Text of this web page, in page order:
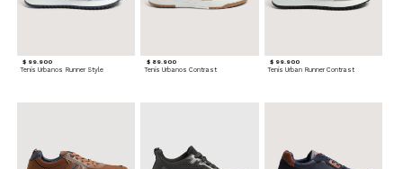
$ 99.900
Tenis Urbanos Runner Style
$ 89.900
Tenis Urbanos Contrast
$ 99.900
Tenis Urban Runner Contrast